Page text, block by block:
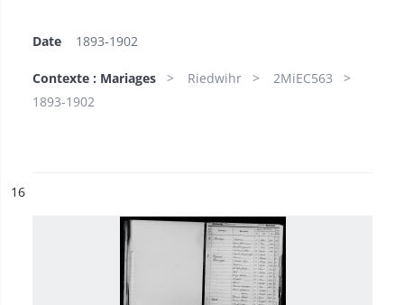
Date 1893-1902
Contexte : Mariages Riedwihr
2MiEC563
1893-1902
n°
16